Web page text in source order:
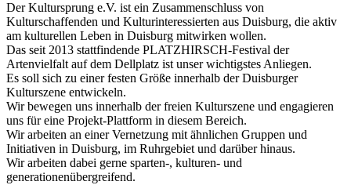
Der Kultursprung e.V. ist ein Zusammenschluss von
Kulturschaffenden und Kulturinteressierten aus Duisburg, die aktiv
am kulturellen Leben in Duisburg mitwirken wollen.
Das seit 2013 stattfindende PLATZHIRSCH-Festival der
Artenvielfalt auf dem Dellplatz ist unser wichtigstes Anliegen.
Es soll sich zu einer festen Größe innerhalb der Duisburger
Kulturszene entwickeln.
Wir bewegen uns innerhalb der freien Kulturszene und engagieren
uns für eine Projekt-Plattform in diesem Bereich.
Wir arbeiten an einer Vernetzung mit ähnlichen Gruppen und
Initiativen in Duisburg, im Ruhrgebiet und darüber hinaus.
Wir arbeiten dabei gerne sparten-, kulturen- und
generationenübergreifend.